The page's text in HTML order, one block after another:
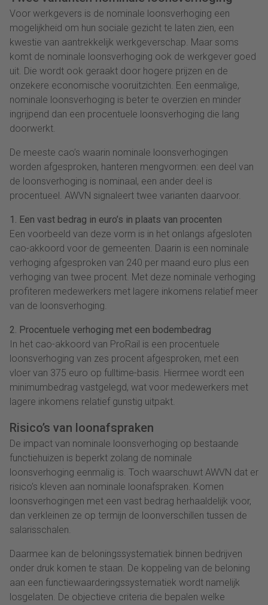
Voor werkgevers is de nominale loonsverhoging een
mogelijkheid om hun sociale gezicht te laten zien, een
kwestie van aantrekkelijk werkgeverschap. Maar soms
komt de nominale loonsverhoging ook de werkgever goed
uit. Die wordt ook geraakt door hogere prijzen en de
onzekere economische vooruitzichten. Een eenmalige,
nominale loonsverhoging is beter te overzien en minder
ingrijpend dan een procentuele loonsverhoging die lang
doorwerkt.
De meeste cao’s waarin nominale loonsverhogingen
worden afgesproken, hanteren mengvormen: een deel van
de loonsverhoging is nominaal, een ander deel is
procentueel. AWVN signaleert twee varianten daarvoor.
1. Een vast bedrag in euro’s in plaats van procenten
Een voorbeeld van deze vorm is in het onlangs afgesloten
cao-akkoord voor de gemeenten. Daarin is een nominale
verhoging afgesproken van 240 per maand euro plus een
verhoging van twee procent. Met deze nominale verhoging
profiteren medewerkers met lagere inkomens relatief meer
van de loonsverhoging.
2. Procentuele verhoging met een bodembedrag
In het cao-akkoord van ProRail is een procentuele
loonsverhoging van zes procent afgesproken, met een
vloer van 375 euro op fulltime-basis. Hiermee wordt een
minimumbedrag vastgelegd, wat voor medewerkers met
lagere inkomens relatief gunstig uitpakt.
Risico’s van loonafspraken
De impact van nominale loonsverhoging op bestaande
functiehuizen is beperkt zolang de nominale
loonsverhoging eenmalig is. Toch waarschuwt AWVN dat er
risico’s kleven aan nominale loonafspraken. Komen
loonsverhogingen met een vast bedrag herhaaldelijk voor,
dan verkleinen ze op termijn de loonverschillen tussen de
salarisschalen.
Daarmee kan de beloningssystematiek binnen bedrijven
onder druk komen te staan. De koppeling van de beloning
aan een functiewaarderingssystematiek wordt namelijk
losgelaten. De objectieve criteria die bepalen welke